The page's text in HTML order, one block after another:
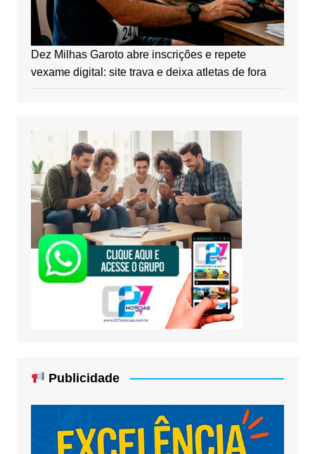
Dez Milhas Garoto abre inscrições e repete
vexame digital: site trava e deixa atletas de fora
Publicidade